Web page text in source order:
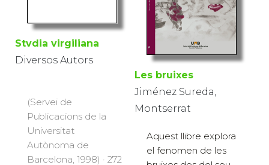
Stvdia virgiliana
Diversos Autors
(Servei de
Publicacions de la
Universitat
Autònoma de
Barcelona, 1998) · 272
Les bruixes
Jiménez Sureda,
Montserrat
Aquest llibre explora
el fenomen de les